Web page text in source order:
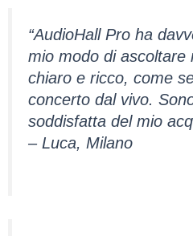
“AudioHall Pro ha
mio modo di ascoltare
chiaro e ricco, come
concerto dal vivo.
soddisfatta del mio
– Luca, Milano